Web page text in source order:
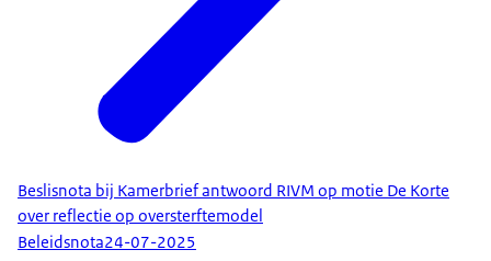
Beslisnota bij Kamerbrief antwoord RIVM op motie De Korte
over reflectie op oversterftemodel
Beleidsnota24-07-2025